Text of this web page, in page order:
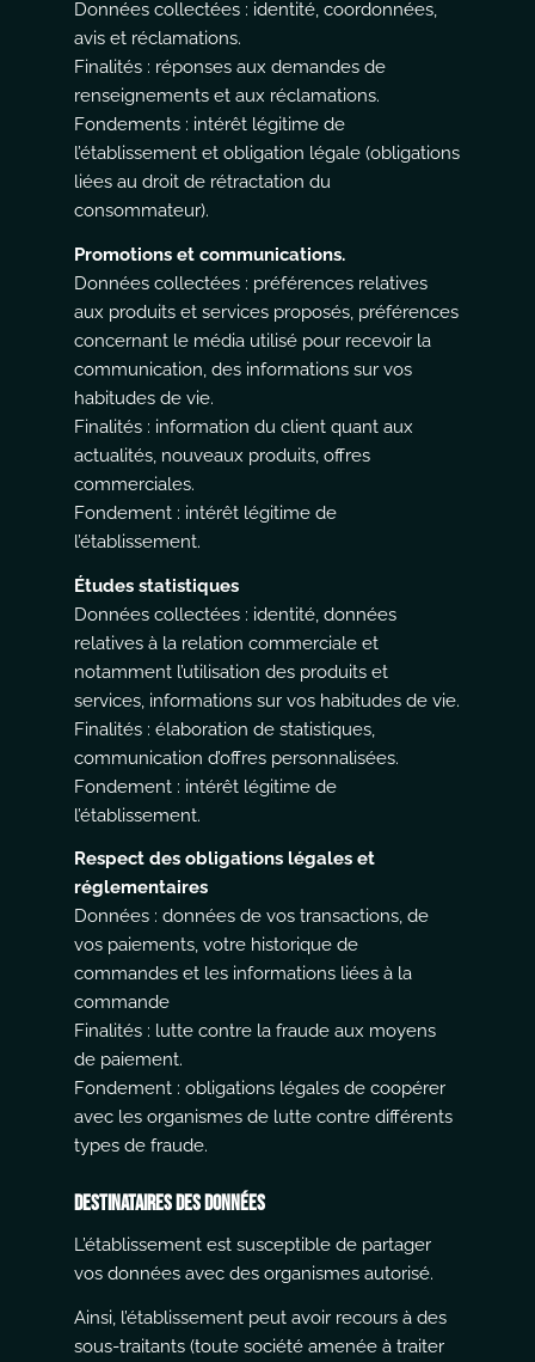
Données collectées : identité, coordonnées,
avis et réclamations.
Finalités : réponses aux demandes de
renseignements et aux réclamations.
Fondements : intérêt légitime de
l’établissement et obligation légale (obligations
liées au droit de rétractation du
consommateur).
Promotions et communications.
Données collectées : préférences relatives
aux produits et services proposés, préférences
concernant le média utilisé pour recevoir la
communication, des informations sur vos
habitudes de vie.
Finalités : information du client quant aux
actualités, nouveaux produits, offres
commerciales.
Fondement : intérêt légitime de
l’établissement.
Études statistiques
Données collectées : identité, données
relatives à la relation commerciale et
notamment l’utilisation des produits et
services, informations sur vos habitudes de vie.
Finalités : élaboration de statistiques,
communication d’offres personnalisées.
Fondement : intérêt légitime de
l’établissement.
Respect des obligations légales et
réglementaires
Données : données de vos transactions, de
vos paiements, votre historique de
commandes et les informations liées à la
commande
Finalités : lutte contre la fraude aux moyens
de paiement.
Fondement : obligations légales de coopérer
avec les organismes de lutte contre différents
types de fraude.
Destinataires des données
L’établissement est susceptible de partager
vos données avec des organismes autorisé.
Ainsi, l’établissement peut avoir recours à des
sous-traitants (toute société amenée à traiter